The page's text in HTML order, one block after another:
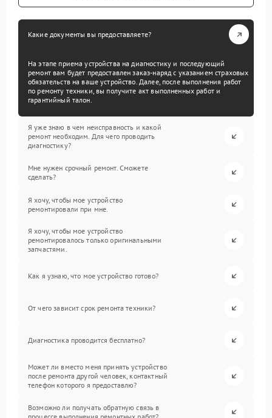
Какие документы вы предоставляете?
На этапе приема устройства на диагностику и последующий
ремонт вам будет предоставлен заказ-наряд с указанием страховых
обязательств на ваше устройство. Далее, после выполнения работ
по ремонту техники, вы получите акт выполненных работ и
гарантийный талон.
Я уже знаю в чем неисправность и какой
ремонт необходим. Для чего проводить
диагностику?
Мне нужен срочный ремонт. Сможете
сделать?
Я хочу, чтобы мое устройство
ремонтировали при мне.
Я хочу, чтобы мое устройство
ремонтировалось только оригинальными
запчастями.
Как я узнаю, что мое устройство готово?
От чего зависит срок ремонта техники?
Диагностика проводится бесплатно?
Может ли вместо меня принять устройство
после ремонта другой человек, контактный
телефон которого я предоставлю?
Возможно ли получать обратную связь в